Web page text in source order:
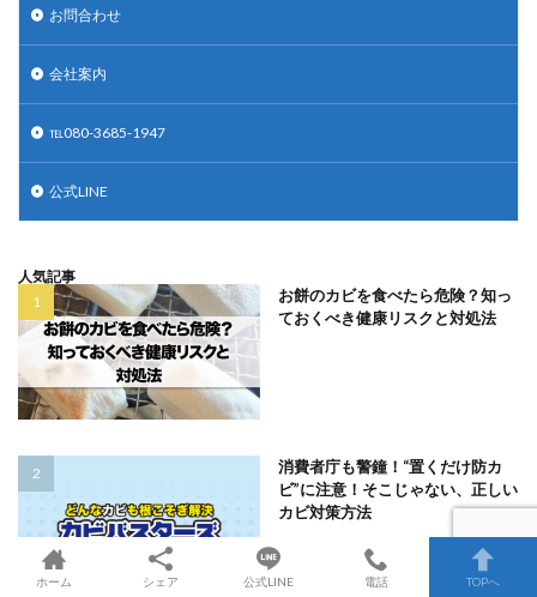
お問合わせ
会社案内
℡080-3685-1947
公式LINE
人気記事
お餅のカビを食べたら危険？知っ
ておくべき健康リスクと対処法
消費者庁も警鐘！“置くだけ防カ
ビ”に注意！そこじゃない、正しい
カビ対策方法
ホーム シェア 公式LINE 電話 TOPへ